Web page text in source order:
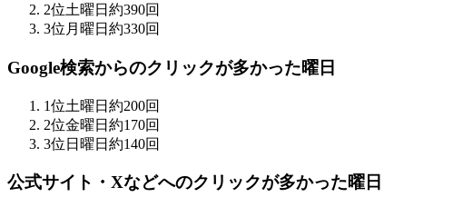
2位土曜日 約390回
3位 月 曜日 約330回
Google検索からのクリックが多かった曜日
1位土曜日 約200回
2位金曜日 約170回
3位 日 曜日 約140回
公式サイト・Xなどへのクリックが多かった曜日